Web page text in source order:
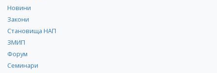
Новини
Закони
Становища НАП
ЗМИП
Форум
Семинари